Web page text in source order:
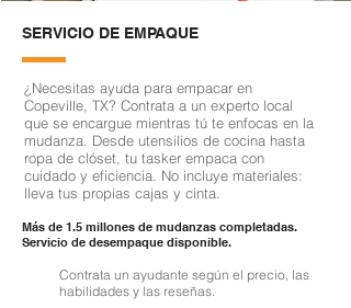
SERVICIO DE EMPAQUE
¿Necesitas ayuda para empacar en
Copeville, TX? Contrata a un experto local
que se encargue mientras tú te enfocas en la
mudanza. Desde utensilios de cocina hasta
ropa de clóset, tu tasker empaca con
cuidado y eficiencia. No incluye materiales:
lleva tus propias cajas y cinta.
Más de 1.5 millones de mudanzas completadas.
Servicio de desempaque disponible.
Contrata un ayudante según el precio, las
habilidades y las reseñas.